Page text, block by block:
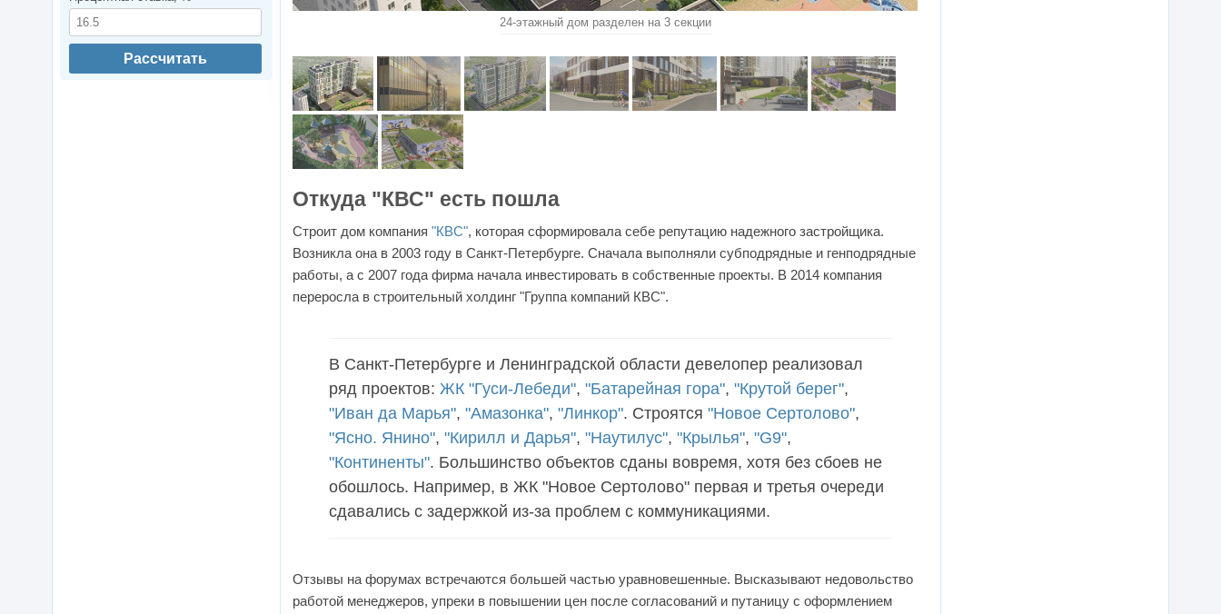
24-этажный дом разделен на 3 секции
Откуда "КВС" есть пошла
Строит дом компания "КВС", которая сформировала себе репутацию надежного застройщика.
Возникла она в 2003 году в Санкт-Петербурге. Сначала выполняли субподрядные и генподрядные
работы, а с 2007 года фирма начала инвестировать в собственные проекты. В 2014 компания
переросла в строительный холдинг "Группа компаний КВС".
В Санкт-Петербурге и Ленинградской области девелопер реализовал
ряд проектов: ЖК "Гуси-Лебеди", "Батарейная гора", "Крутой берег",
"Иван да Марья", "Амазонка", "Линкор". Строятся "Новое Сертолово",
"Ясно. Янино", "Кирилл и Дарья", "Наутилус", "Крылья", "G9",
"Континенты". Большинство объектов сданы вовремя, хотя без сбоев не
обошлось. Например, в ЖК "Новое Сертолово" первая и третья очереди
сдавались с задержкой из-за проблем с коммуникациями.
Отзывы на форумах встречаются большей частью уравновешенные. Высказывают недовольство
работой менеджеров, упреки в повышении цен после согласований и путаницу с оформлением
Рассчитать